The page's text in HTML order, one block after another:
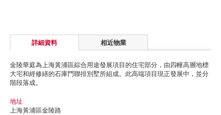
詳細資料 相近物業
金陵華庭為上海黃浦區綜合用途發展項目的住宅部分，由四幢高層地標
大宅和經修繕的石庫門聯排別墅所組成。此高端項目現正發展中，並分
階段落成。
地址
上海黃浦區金陵路